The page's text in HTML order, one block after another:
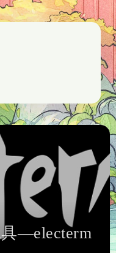
—electerm